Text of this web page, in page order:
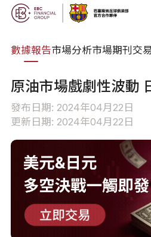
數據報告市場分析市場期刊交
原油市場戲劇性波動
發布日期: 2024年04月22日
更新日期: 2024年04月22日